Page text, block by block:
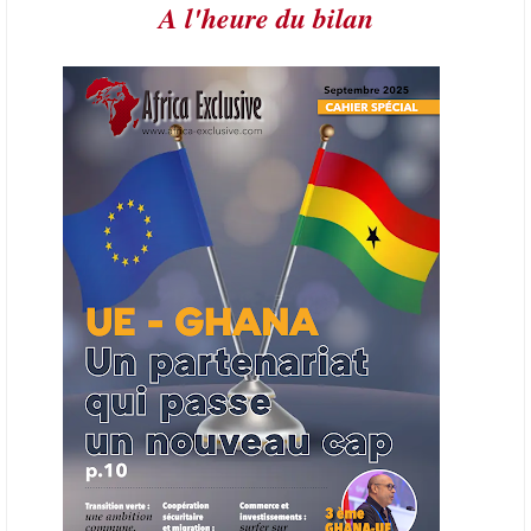
AFRIQUE - PETROLE
en place une plateforme numérique destinée à donner la priorité aux
entreprises du continent dans les marchés du secteur énergétique.
Cet outil permettra de recenser les entreprises africaines opérant dans
la chaîne de valeur énergétique et de publier des appels d’offres
ouverts en priorité aux sociétés du continent. Le projet est en phase
finale de développement et devrait aboutir, d’ici fin 2026 ou début
2027, à un bulletin africain des appels d’offres dans le secteur de
l’énergie.
06/06/26 AFRICA FINANCE CORPORATION
Cette semaine, Africa Finance Corporation (AFC) a annoncé avoir
bouclé un prêt syndiqué de 2 milliards de dollars, la plus importante
levée de son histoire. Initialement calibrée à 1,6 milliard, l'opération a
été relevée de 400 millions face à l'afflux des souscriptions de
banques internationales. Plus du tiers des fonds proviennent
d'institutions financières asiatiques, à parts égales avec l'Europe.
L'Asie-Pacifique et l'Europe pèsent chacune 35 % du tour de table,
devant le Moyen-Orient (25 %) et l'Afrique (5 %), selon le communiqué
de l'institution panafricaine, qui compte 48 pays membres.
A l'heure du bilan